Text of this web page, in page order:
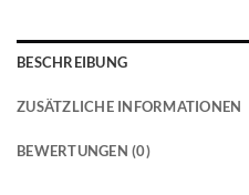
BESCHREIBUNG
ZUSÄTZLICHE INFORMATIONEN
BEWERTUNGEN (0)